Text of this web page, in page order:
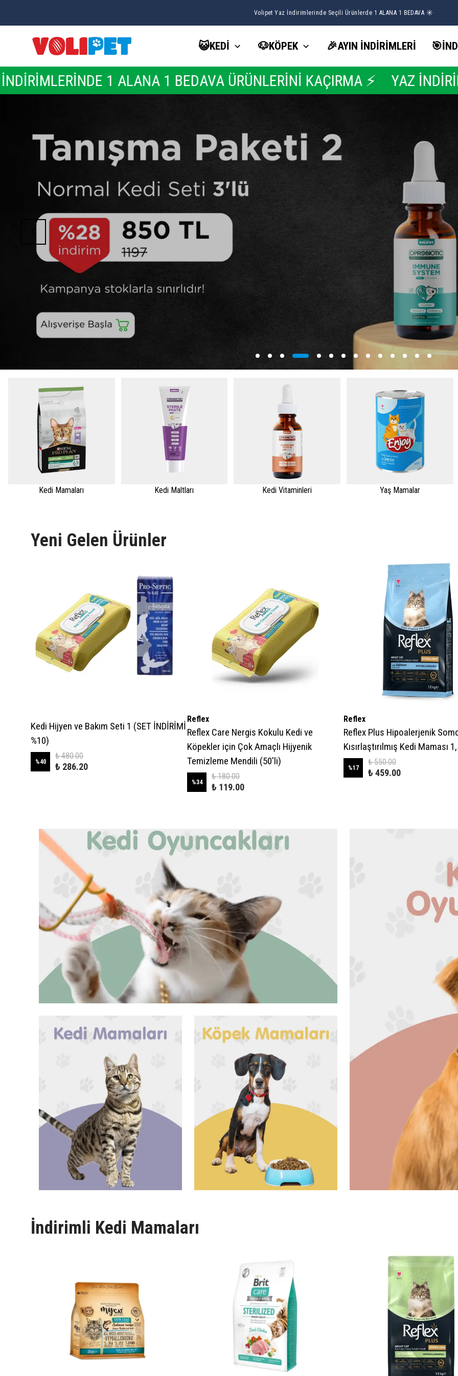
Volipet Yaz İndirimlerinde Seçili Ürünlerde 1 ALANA 1 BEDAVA ☀️
😺KEDİ 🐶KÖPEK 🎉AYIN İNDİRİMLERİ
1 BEDAVA ÜRÜNLERİNİ KAÇIRMA ⚡ YAZ İNDİRİMLERİNDE 1
Kedi Mamaları Kedi Maltları Kedi Vitaminleri Yaş Mamalar
Yeni Gelen Ürünler
Kedi Hijyen ve Bakım Seti 1 (SET İNDİRİMİ
%10)
%40
₺ 480.00
₺ 286.20
Reflex
Reflex Care Nergis Kokulu Kedi ve
Köpekler için Çok Amaçlı Hijyenik
Temizleme Mendili (50'li)
%34
₺ 180.00
₺ 119.00
Reflex
Reflex Plus Hipoalerjenik
Kısırlaştırılmış Kedi Maması
%17
₺ 550.00
₺ 459.00
İndirimli Kedi Mamaları